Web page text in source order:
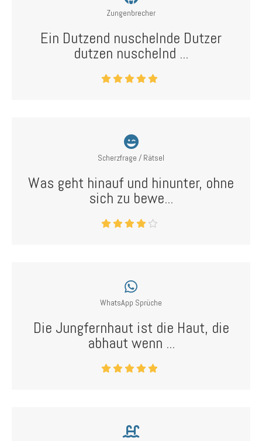
Zungenbrecher
Ein Dutzend nuschelnde Dutzer
dutzen nuschelnd ...
Scherzfrage / Rätsel
Was geht hinauf und hinunter, ohne
sich zu bewe...
WhatsApp Sprüche
Die Jungfernhaut ist die Haut, die
abhaut wenn ...